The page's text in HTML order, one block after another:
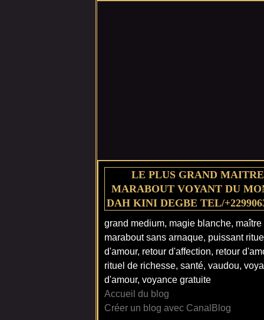
LE PLUS GRAND MAITRE
MARABOUT VOYANT DU
DAH KINI DEGBE TEL/
grand medium, magie blanche, maître
marabout sans arnaque, puissant rituel
d'amour, retour d'affection, retour
rituel de richesse, santé, vaudou,
d'amour, voyance gratuite
Accueil du blog
Créer un blog avec CanalBlog